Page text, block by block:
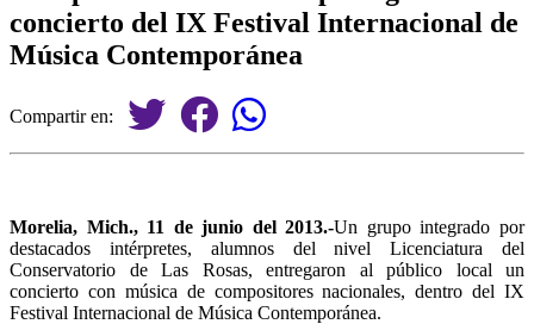
concierto del IX Festival Internacional de
Música Contemporánea
Compartir en:
Morelia, Mich., 11 de junio del 2013.-Un grupo integrado por
destacados intérpretes, alumnos del nivel Licenciatura del
Conservatorio de Las Rosas, entregaron al público local un
concierto con música de compositores nacionales, dentro del IX
Festival Internacional de Música Contemporánea.